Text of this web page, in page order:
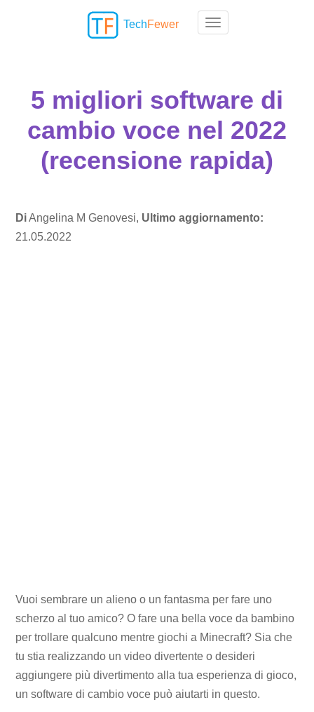
Toggle navigation
TechFewer
5 migliori software di
cambio voce nel 2022
(recensione rapida)
DiAngelina M Genovesi, Ultimo aggiornamento:
21.05.2022
Vuoi sembrare un alieno o un fantasma per fare uno
scherzo al tuo amico? O fare una bella voce da bambino
per trollare qualcuno mentre giochi a Minecraft? Sia che
tu stia realizzando un video divertente o desideri
aggiungere più divertimento alla tua esperienza di gioco,
un software di cambio voce può aiutarti in questo.